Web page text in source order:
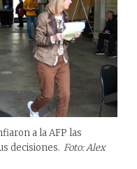
a la AFP las
decisiones. Foto: Alex